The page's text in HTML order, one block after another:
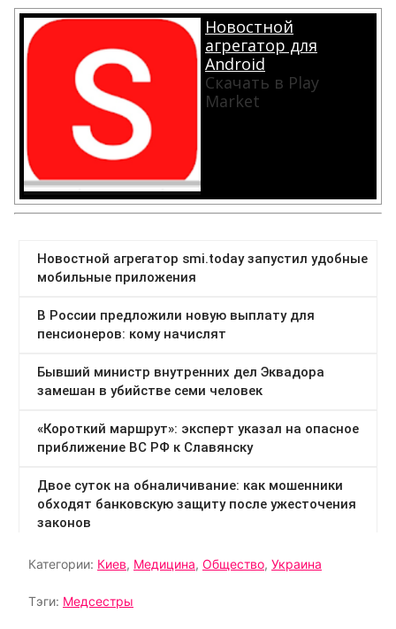
Новостной
агрегатор для
Android
Скачать в Play
Market
Категории: Киев, Медицина, Общество, Украина
Тэги: Медсестры